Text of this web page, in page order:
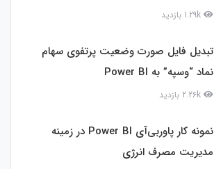
تبدیل فایل صورت وضعیت پرتفوی سهام
نماد “وسپه” به Power BI
نمونه کار پاوربی‌آی Power BI در زمینه
مدیریت مصرف انرژی